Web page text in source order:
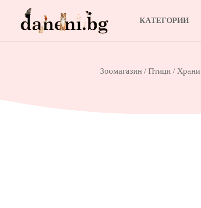
КАТЕГОРИИ
Зоомагазин / Птици / Храни